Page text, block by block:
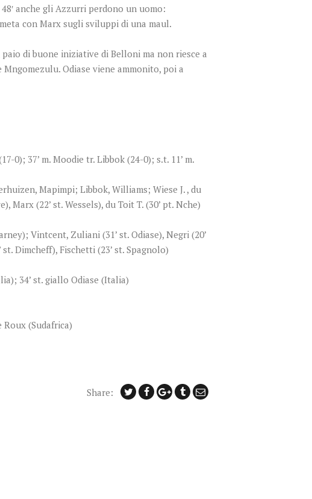
anche gli Azzurri perdono un uomo:
con Marx sugli sviluppi di una maul.
di buone iniziative di Belloni ma non riesce a
Odiase viene ammonito, poi a
0); 37’ m. Moodie tr. Libbok (24-0); s.t. 11’ m.
Mapimpi; Libbok, Williams; Wiese J. , du
Marx (22’ st. Wessels), du Toit T. (30’ pt. Nche)
Vintcent, Zuliani (31’ st. Odiase), Negri (20’
Dimcheff), Fischetti (23’ st. Spagnolo)
34’ st. giallo Odiase (Italia)
(Sudafrica)
Share: